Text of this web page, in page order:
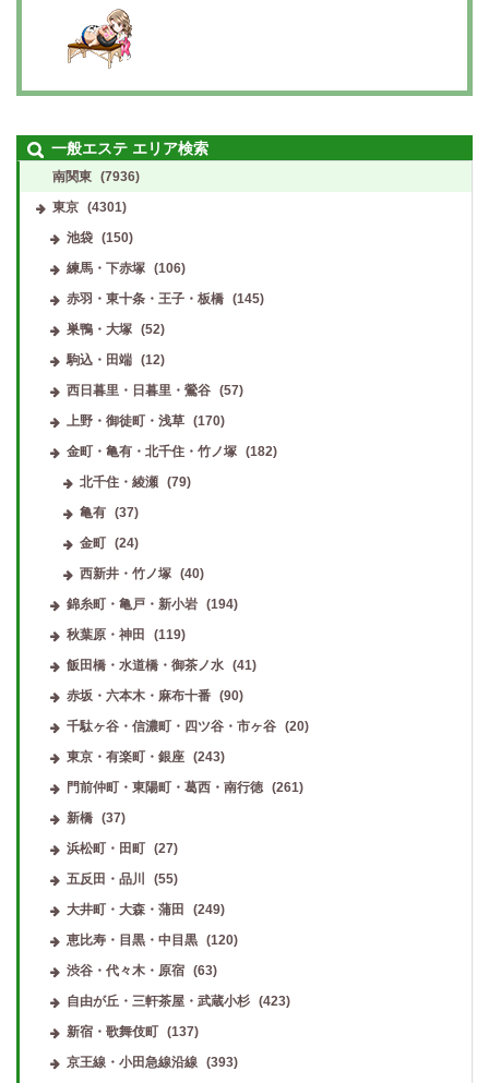
一般エステ エリア検索
南関東 (7936)
東京 (4301)
池袋
(150)
練馬・下赤塚
(106)
赤羽・東十条・王子・板橋
(145)
巣鴨・大塚
(52)
駒込・田端
(12)
西日暮里・日暮里・鶯谷
(57)
上野・御徒町・浅草
(170)
金町・亀有・北千住・竹ノ塚
(182)
北千住・綾瀬 (79)
亀有 (37)
金町 (24)
西新井・竹ノ塚 (40)
錦糸町・亀戸・新小岩
(194)
秋葉原・神田
(119)
飯田橋・水道橋・御茶ノ水
(41)
赤坂・六本木・麻布十番
(90)
千駄ヶ谷・信濃町・四ツ谷・市ヶ谷
(20)
東京・有楽町・銀座
(243)
門前仲町・東陽町・葛西・南行徳
(261)
新橋
(37)
浜松町・田町
(27)
五反田・品川
(55)
大井町・大森・蒲田
(249)
恵比寿・目黒・中目黒
(120)
渋谷・代々木・原宿
(63)
自由が丘・三軒茶屋・武蔵小杉
(423)
新宿・歌舞伎町
(137)
京王線・小田急線沿線
(393)